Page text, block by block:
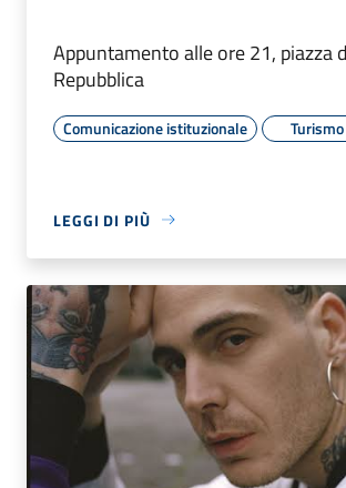
Appuntamento alle ore 21, piazza
Repubblica
Comunicazione istituzionale Turismo
LEGGI DI PIÙ